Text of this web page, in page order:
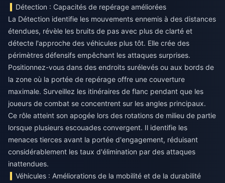
Détection : Capacités de repérage améliorées
La Détection identifie les mouvements ennemis à des distances
étendues, révèle les bruits de pas avec plus de clarté et
détecte l'approche des véhicules plus tôt. Elle crée des
périmètres défensifs empêchant les attaques surprises.
Positionnez-vous dans des endroits surélevés ou aux bords de
la zone où la portée de repérage offre une couverture
maximale. Surveillez les itinéraires de flanc pendant que les
joueurs de combat se concentrent sur les angles principaux.
Ce rôle atteint son apogée lors des rotations de milieu de partie
lorsque plusieurs escouades convergent. Il identifie les
menaces tierces avant la portée d'engagement, réduisant
considérablement les taux d'élimination par des attaques
inattendues.
Véhicules : Améliorations de la mobilité et de la durabilité